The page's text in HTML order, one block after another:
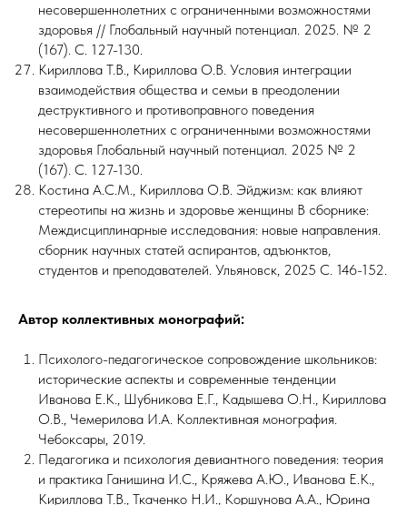
несовершеннолетних с ограниченными возможностями
здоровья // Глобальный научный потенциал. 2025. № 2
(167). С. 127-130.
Кириллова Т.В., Кириллова О.В. Условия интеграции
взаимодействия общества и семьи в преодолении
деструктивного и противоправного поведения
несовершеннолетних с ограниченными возможностями
здоровья Глобальный научный потенциал. 2025 № 2
(167). С. 127-130.
Костина А.С.М., Кириллова О.В. Эйджизм: как влияют
стереотипы на жизнь и здоровье женщины В сборнике:
Междисциплинарные исследования: новые направления.
сборник научных статей аспирантов, адъюнктов,
студентов и преподавателей. Ульяновск, 2025 С. 146-152.
Автор коллективных монографий:
Психолого-педагогическое сопровождение школьников:
исторические аспекты и современные тенденции
Иванова Е.К., Шубникова Е.Г., Кадышева О.Н., Кириллова
О.В., Чемерилова И.А. Коллективная монография.
Чебоксары, 2019.
Педагогика и психология девиантного поведения: теория
и практика Ганишина И.С., Кряжева А.Ю., Иванова Е.К.,
Кириллова Т.В., Ткаченко Н.И., Коршунова А.А., Юрина